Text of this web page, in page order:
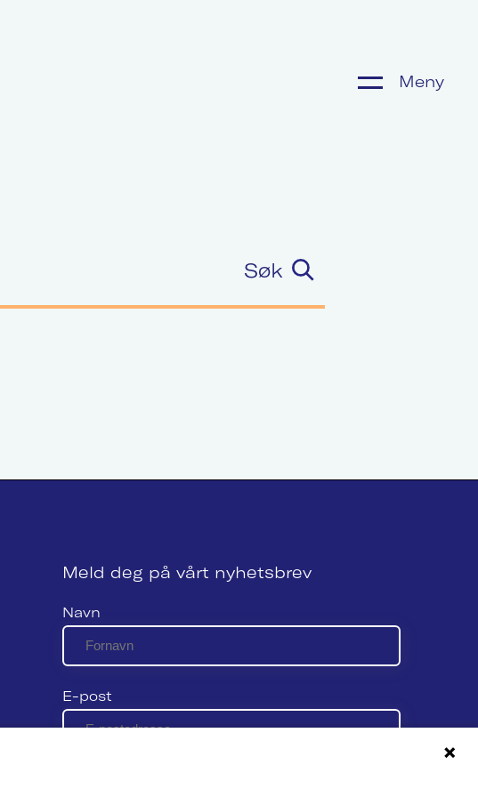
Meny
Om Akademikerne
Søk
Meld deg på vårt nyhetsbrev
Navn
E-post